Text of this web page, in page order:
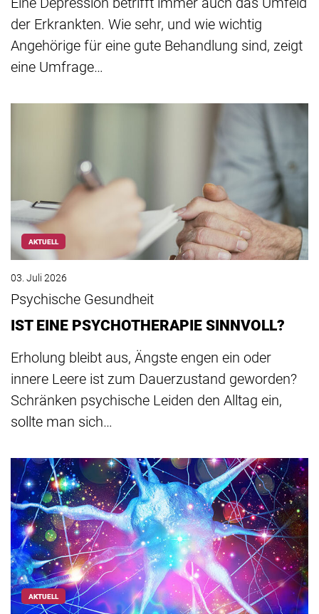
der Erkrankten. Wie sehr, und wie wichtig
Angehörige für eine gute Behandlung sind, zeigt
eine Umfrage…
AKTUELL
03. Juli 2026
Psychische Gesundheit
IST EINE PSYCHOTHERAPIE SINNVOLL?
Erholung bleibt aus, Ängste engen ein oder
innere Leere ist zum Dauerzustand geworden?
Schränken psychische Leiden den Alltag ein,
sollte man sich…
AKTUELL